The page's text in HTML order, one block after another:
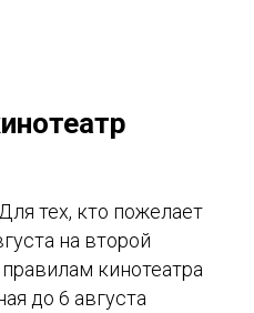
тех, кто пожелает
на второй
кинотеатра
до 6 августа